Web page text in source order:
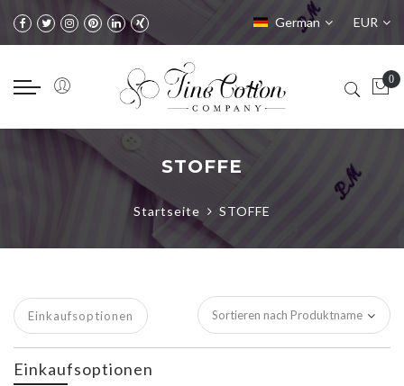
German
EUR
STOFFE
Startseite STOFFE
Einkaufsoptionen
Einkaufsoptionen